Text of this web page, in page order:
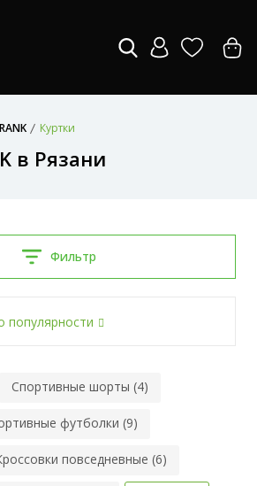
RANK Куртки
в Рязани
Фильтр
популярности
Спортивные шорты (4)
футболки (9)
повседневные (6)